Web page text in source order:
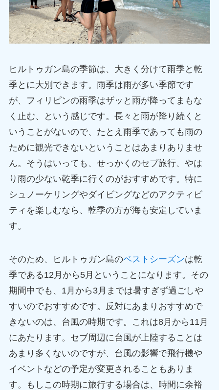
ヒルトゥガン島の季節は、大きく分けて雨季と乾
季とに大別できます。雨季は雨が多い季節です
が、フィリピンの雨季はザッと雨が降ってまもな
く止む、という感じです。長々と雨が降り続くと
いうことがないので、たとえ雨季であっても雨の
ために観光できないということはあまりありませ
ん。そうはいっても、せっかくのセブ旅行、やは
り雨の少ない乾季に行くのがおすすめです。特に
シュノーケリングやダイビングなどのアクティビ
ティを楽しむなら、乾季の方が海も安定していま
す。
そのため、ヒルトゥガン島のベストシーズンは乾
季である12月から5月ということになります。その
期間中でも、1月から3月までは暑すぎず過ごしや
すいのでおすすめです。反対にあまりおすすめで
きないのは、台風の時期です。これは8月から11月
にあたります。セブ周辺に台風が上陸することは
あまり多くないのですが、台風の影響で飛行機や
イベントなどの予定が変更されることもありま
す。もしこの時期に旅行する場合は、時間に余裕